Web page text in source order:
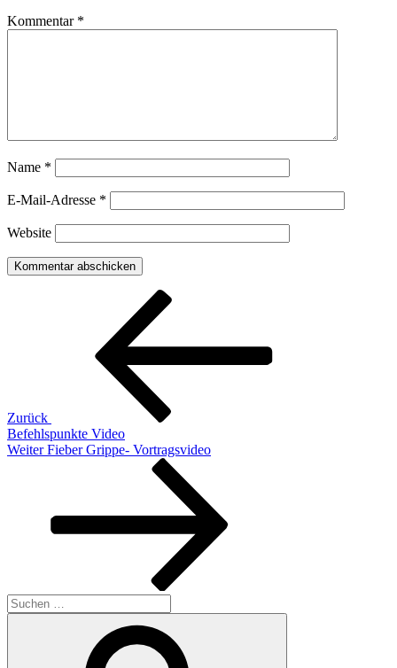
Kommentar *
Name *
E-Mail-Adresse *
Website
Beitragsnavigation
Zurück
Befehlspunkte Video
Nächster
Weiter Fieber Grippe- Vortragsvideo
Suchen
nach: